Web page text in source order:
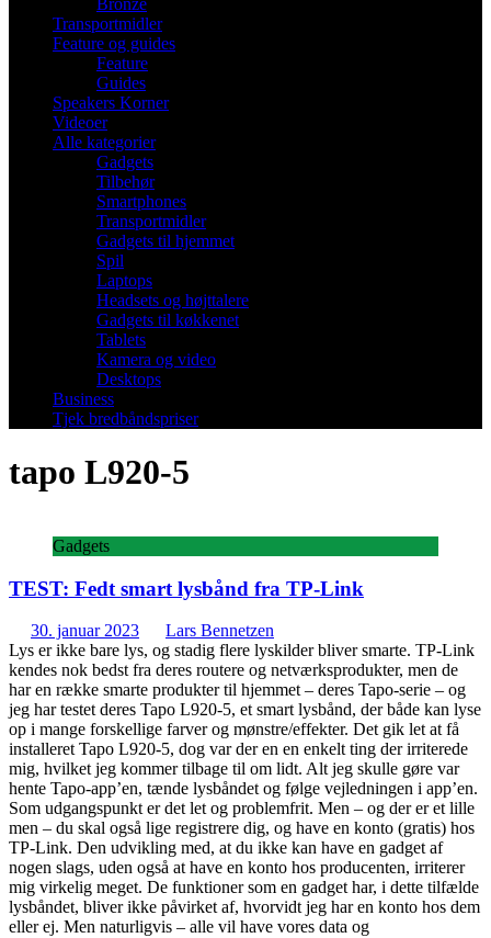
Bronze
Transportmidler
Feature og guides
Feature
Guides
Speakers Korner
Videoer
Alle kategorier
Gadgets
Tilbehør
Smartphones
Transportmidler
Gadgets til hjemmet
Spil
Laptops
Headsets og højttalere
Gadgets til køkkenet
Tablets
Kamera og video
Desktops
Business
Tjek bredbåndspriser
tapo L920-5
Gadgets
TEST: Fedt smart lysbånd fra TP-Link
30. januar 2023
Lars Bennetzen
Lys er ikke bare lys, og stadig flere lyskilder bliver smarte. TP-Link
kendes nok bedst fra deres routere og netværksprodukter, men de
har en række smarte produkter til hjemmet – deres Tapo-serie – og
jeg har testet deres Tapo L920-5, et smart lysbånd, der både kan lyse
op i mange forskellige farver og mønstre/effekter. Det gik let at få
installeret Tapo L920-5, dog var der en en enkelt ting der irriterede
mig, hvilket jeg kommer tilbage til om lidt. Alt jeg skulle gøre var
hente Tapo-app’en, tænde lysbåndet og følge vejledningen i app’en.
Som udgangspunkt er det let og problemfrit. Men – og der er et lille
men – du skal også lige registrere dig, og have en konto (gratis) hos
TP-Link. Den udvikling med, at du ikke kan have en gadget af
nogen slags, uden også at have en konto hos producenten, irriterer
mig virkelig meget. De funktioner som en gadget har, i dette tilfælde
lysbåndet, bliver ikke påvirket af, hvorvidt jeg har en konto hos dem
eller ej. Men naturligvis – alle vil have vores data og